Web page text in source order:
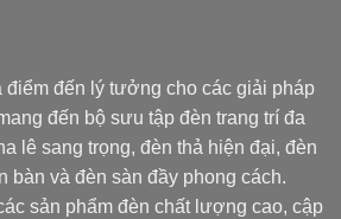
điểm đến lý tưởng cho các giải pháp
đến bộ sưu tập đèn trang trí đa
lê sang trọng, đèn thả hiện đại, đèn
bàn và đèn sàn đầy phong cách.
sản phẩm đèn chất lượng cao, cập